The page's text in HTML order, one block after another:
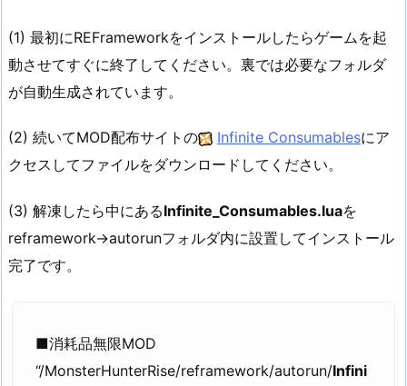
(1) 最初にREFrameworkをインストールしたらゲームを起
動させてすぐに終了してください。裏では必要なフォルダ
が自動生成されています。
(2) 続いてMOD配布サイトの Infinite Consumablesにア
クセスしてファイルをダウンロードしてください。
(3) 解凍したら中にあるInfinite_Consumables.luaを
reframework→autorunフォルダ内に設置してインストール
完了です。
■消耗品無限MOD
“/MonsterHunterRise/reframework/autorun/Infini